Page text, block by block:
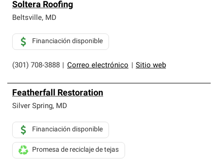
Soltera Roofing
Beltsville, MD
(301) 708-3888 Correo electrónico Sitio web
Financiación disponible
Featherfall Restoration
Silver Spring, MD
Financiación disponible
Promesa de reciclaje de tejas